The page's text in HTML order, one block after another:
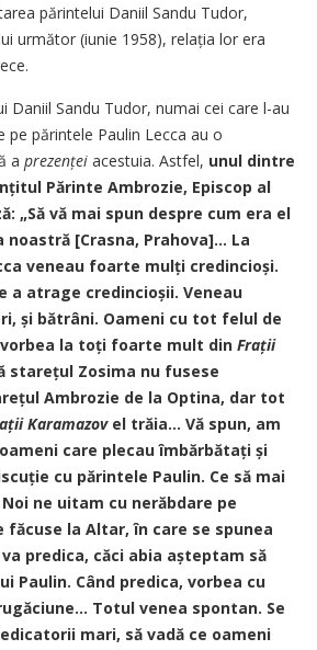
părintelui Daniil Sandu Tudor,
următor (iunie 1958), relația lor era
Daniil Sandu Tudor, numai cei care l-au
pe părintele Paulin Lecca au o
a prezenței acestuia. Astfel, unul dintre
Părinte Ambrozie, Episcop al
„Să vă mai spun despre cum era el
[Crasna, Prahova]... La
veneau foarte mulți credincioși.
a atrage credincioșii. Veneau
și bătrâni. Oameni cu tot felul de
la toți foarte mult din Frații
starețul Zosima nu fusese
Ambrozie de la Optina, dar tot
Karamazovel trăia... Vă spun, am
care plecau îmbărbătați și
cu părintele Paulin. Ce să mai
ne uitam cu nerăbdare pe
făcuse la Altar, în care se spunea
predica, căci abia așteptam să
Paulin. Când predica, vorbea cu
Totul venea spontan. Se
mari, să vadă ce oameni